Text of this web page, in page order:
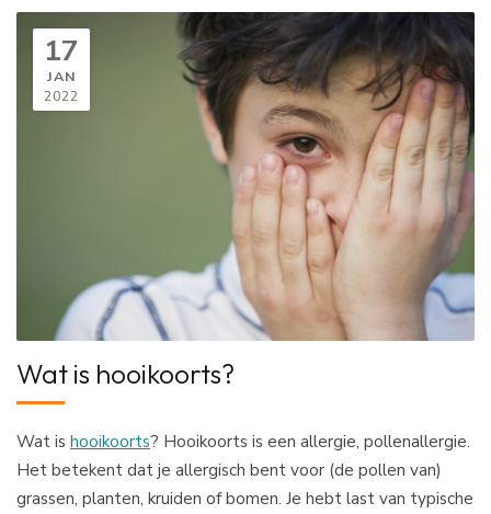
17
JAN
2022
Wat is hooikoorts?
Wat is hooikoorts? Hooikoorts is een allergie, pollenallergie.
Het betekent dat je allergisch bent voor (de pollen van)
grassen, planten, kruiden of bomen. Je hebt last van typische